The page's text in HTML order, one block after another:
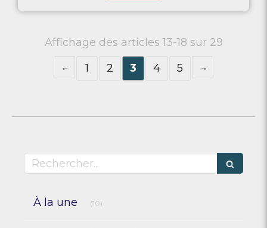
Affichage des articles 13-18 sur 29
1
2 3 4 5
Rechercher
À la une (10)